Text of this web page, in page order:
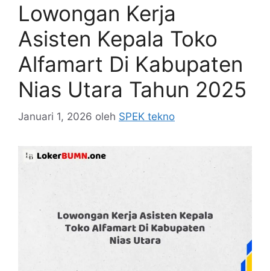
Lowongan Kerja
Asisten Kepala Toko
Alfamart Di Kabupaten
Nias Utara Tahun 2025
Januari 1, 2026 oleh SPEK tekno